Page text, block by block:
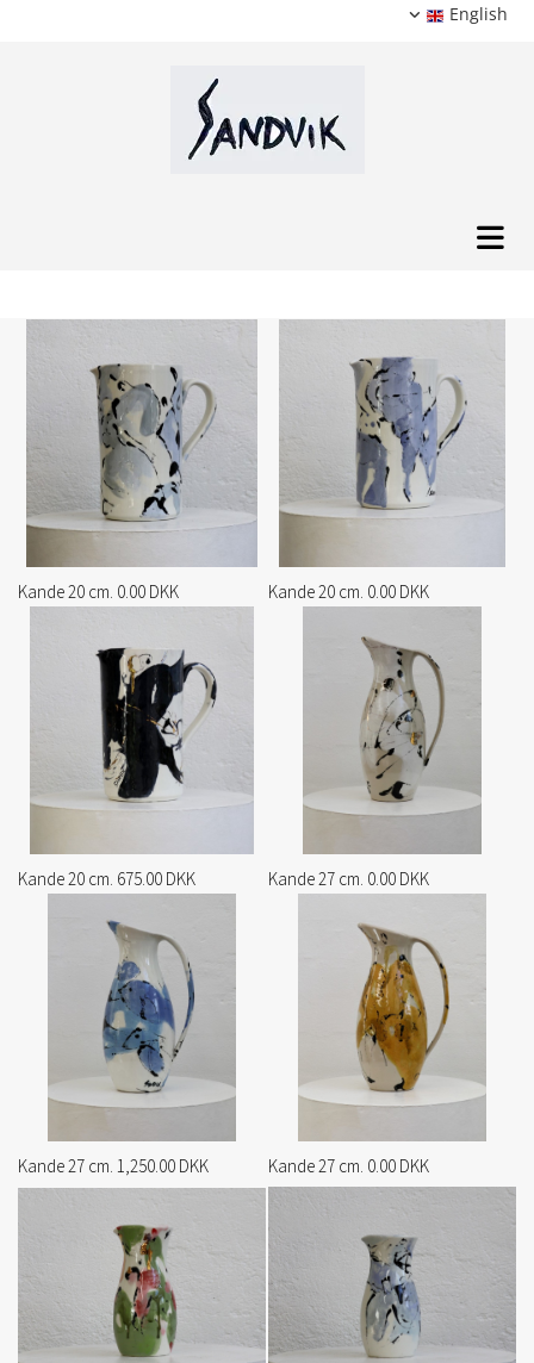
English
Kande 20 cm. 0.00 DKK Kande 20 cm. 0.00 DKK
Kande 20 cm. 675.00 DKK Kande 27 cm. 0.00 DKK
Kande 27 cm. 1,250.00 DKK Kande 27 cm. 0.00 DKK